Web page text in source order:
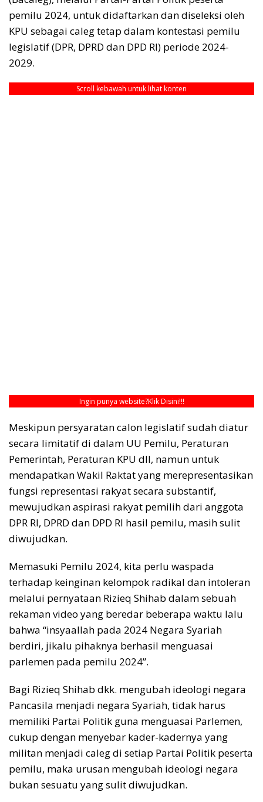
pemilu 2024, untuk didaftarkan dan diseleksi oleh
KPU sebagai caleg tetap dalam kontestasi pemilu
legislatif (DPR, DPRD dan DPD RI) periode 2024-
2029.
Scroll kebawah untuk lihat konten
Ingin punya website?Klik Disini!!!
Meskipun persyaratan calon legislatif sudah diatur
secara limitatif di dalam UU Pemilu, Peraturan
Pemerintah, Peraturan KPU dll, namun untuk
mendapatkan Wakil Raktat yang merepresentasikan
fungsi representasi rakyat secara substantif,
mewujudkan aspirasi rakyat pemilih dari anggota
DPR RI, DPRD dan DPD RI hasil pemilu, masih sulit
diwujudkan.
Memasuki Pemilu 2024, kita perlu waspada
terhadap keinginan kelompok radikal dan intoleran
melalui pernyataan Rizieq Shihab dalam sebuah
rekaman video yang beredar beberapa waktu lalu
bahwa “insyaallah pada 2024 Negara Syariah
berdiri, jikalu pihaknya berhasil menguasai
parlemen pada pemilu 2024”.
Bagi Rizieq Shihab dkk. mengubah ideologi negara
Pancasila menjadi negara Syariah, tidak harus
memiliki Partai Politik guna menguasai Parlemen,
cukup dengan menyebar kader-kadernya yang
militan menjadi caleg di setiap Partai Politik peserta
pemilu, maka urusan mengubah ideologi negara
bukan sesuatu yang sulit diwujudkan.